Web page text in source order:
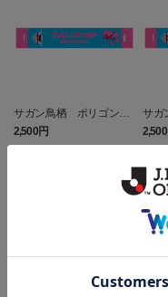
サガン鳥栖 ポリゴンZ
タオルマフラー
2,500円
サガ
タオ